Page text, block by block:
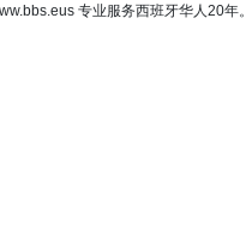
专业服务西班牙华人20年。